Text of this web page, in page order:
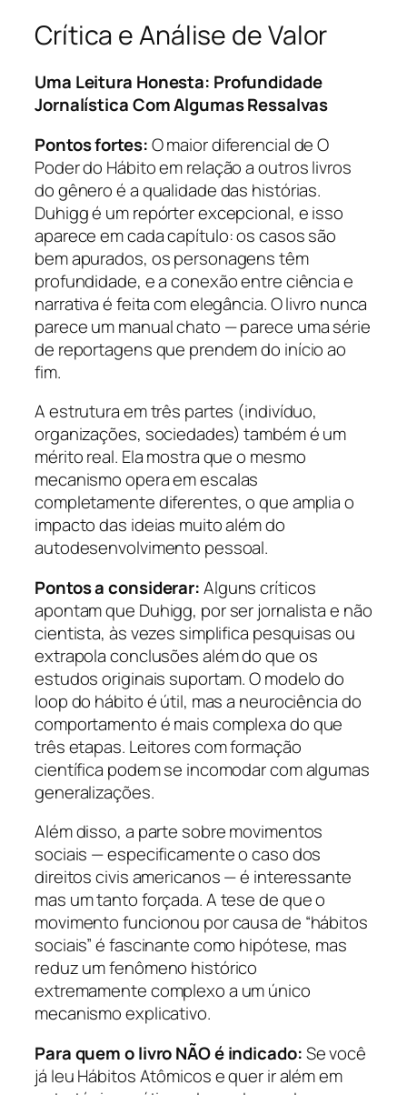
Crítica e Análise de Valor
Uma Leitura Honesta: Profundidade
Jornalística Com Algumas Ressalvas
Pontos fortes:O maior diferencial de O
Poder do Hábito em relação a outros livros
do gênero é a qualidade das histórias.
Duhigg é um repórter excepcional, e isso
aparece em cada capítulo: os casos são
bem apurados, os personagens têm
profundidade, e a conexão entre ciência e
narrativa é feita com elegância. O livro nunca
parece um manual chato — parece uma série
de reportagens que prendem do início ao
fim.
A estrutura em três partes (indivíduo,
organizações, sociedades) também é um
mérito real. Ela mostra que o mesmo
mecanismo opera em escalas
completamente diferentes, o que amplia o
impacto das ideias muito além do
autodesenvolvimento pessoal.
Pontos a considerar:Alguns críticos
apontam que Duhigg, por ser jornalista e não
cientista, às vezes simplifica pesquisas ou
extrapola conclusões além do que os
estudos originais suportam. O modelo do
loop do hábito é útil, mas a neurociência do
comportamento é mais complexa do que
três etapas. Leitores com formação
científica podem se incomodar com algumas
generalizações.
Além disso, a parte sobre movimentos
sociais — especificamente o caso dos
direitos civis americanos — é interessante
mas um tanto forçada. A tese de que o
movimento funcionou por causa de “hábitos
sociais” é fascinante como hipótese, mas
reduz um fenômeno histórico
extremamente complexo a um único
mecanismo explicativo.
Para quem o livro NÃO é indicado:Se você
já leu Hábitos Atômicos e quer ir além em